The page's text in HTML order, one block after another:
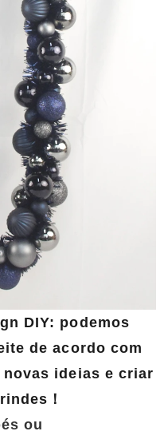
DIY: podemos
de acordo com
ideias e criar
！
ou